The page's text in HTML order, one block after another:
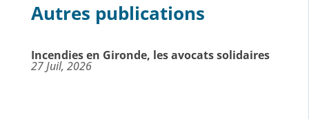
Autres publications
Incendies en Gironde, les avocats solidaires
27 Juil, 2026